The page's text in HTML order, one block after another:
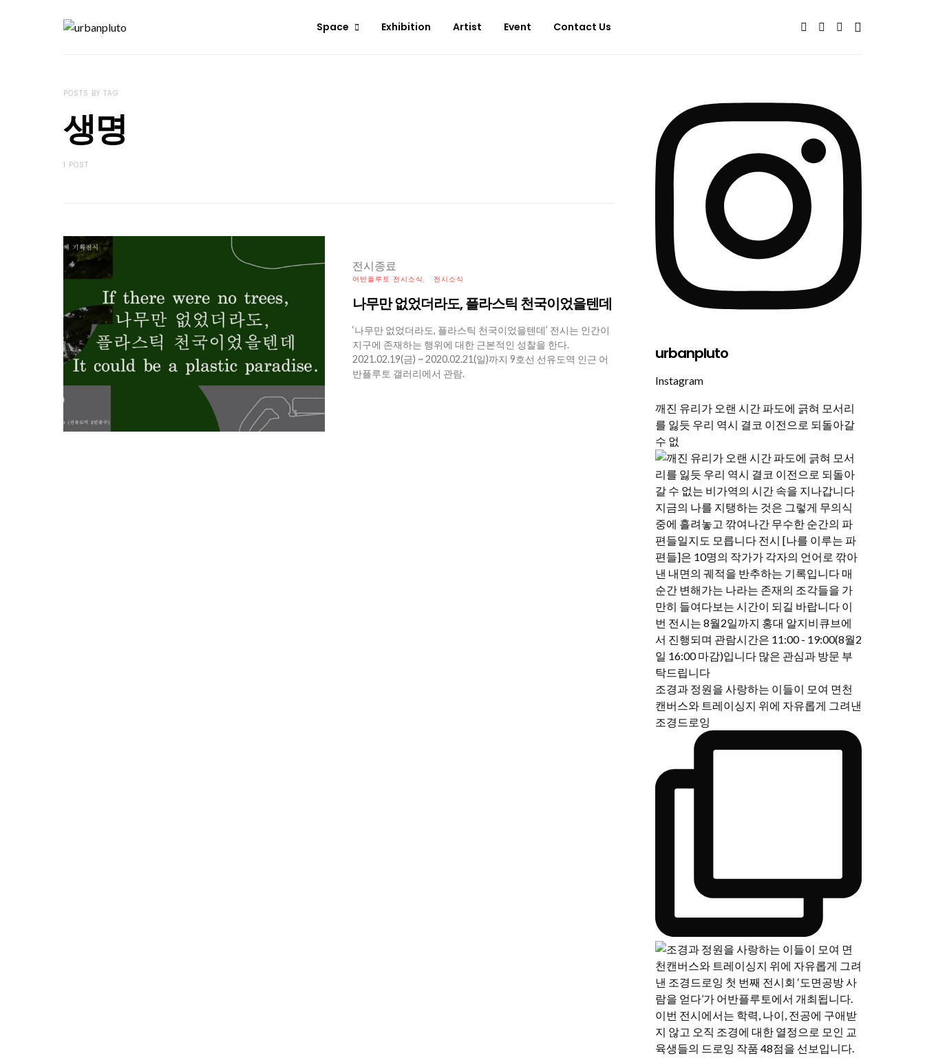
Space Exhibition Artist Event Contact Us
POSTS BY TAG
생명
1 POST
전시종료
어반플루토 전시소식 전시소식
나무만 없었더라도, 플라스틱 천국이었을텐데
‘나무만 없었더라도, 플라스틱 천국이었을텐데’ 전시는 인간이
지구에 존재하는 행위에 대한 근본적인 성찰을 한다.
2021.02.19(금) ~ 2020.02.21(일)까지 9호선 선유도역 인근 어
반플루토 갤러리에서 관람.
urbanpluto
Instagram
깨진 유리가 오랜 시간 파도에 긁혀 모서리
를 잃듯 우리 역시 결코 이전으로 되돌아갈
수 없
조경과 정원을 사랑하는 이들이 모여 면천
캔버스와 트레이싱지 위에 자유롭게 그려낸
조경드로잉